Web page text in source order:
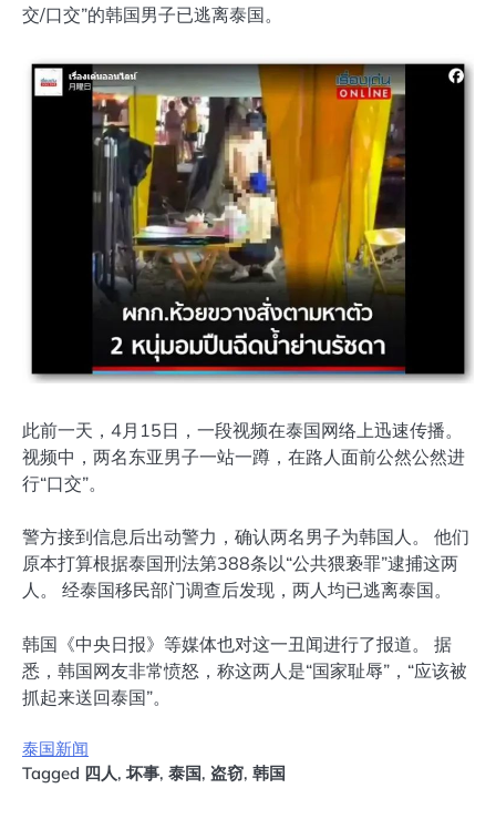
交/口交”的韩国男子已逃离泰国。
此前一天，4月15日，一段视频在泰国网络上迅速传播。
视频中，两名东亚男子一站一蹲，在路人面前公然公然进
行“口交”。
警方接到信息后出动警力，确认两名男子为韩国人。 他们
原本打算根据泰国刑法第388条以“公共猥亵罪”逮捕这两
人。 经泰国移民部门调查后发现，两人均已逃离泰国。
韩国《中央日报》等媒体也对这一丑闻进行了报道。 据
悉，韩国网友非常愤怒，称这两人是“国家耻辱”，“应该被
抓起来送回泰国”。
泰国新闻
Tagged 四人,坏事, 泰国, 盗窃, 韩国